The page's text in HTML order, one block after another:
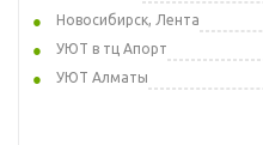
Новосибирск, Лента
УЮТ в тц Апорт
УЮТ Алматы